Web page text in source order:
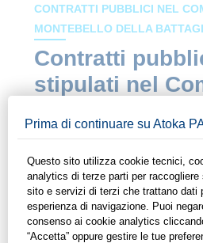
CONTRATTI PUBBLICI NEL
MONTEBELLO DELLA
Contratti
stipulati nel
Battaglia in
pubblico non
In questa sezione del sito di
ad alcuni dei contratti presenti nella
all'interno del Comune di Montebello
Ente pubblico non economico. Grazie